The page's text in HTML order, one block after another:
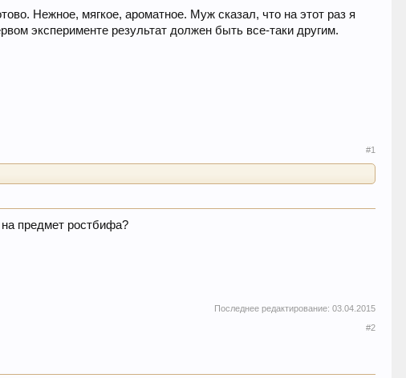
Нежное, мягкое, ароматное. Муж сказал, что на этот раз я
эксперименте результат должен быть все-таки другим.
#1
на предмет ростбифа?
Последнее редактирование: 03.04.2015
#2